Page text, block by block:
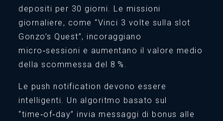
depositi per 30 giorni. Le missioni
giornaliere, come “Vinci 3 volte sulla slot
Gonzo’s Quest”, incoraggiano
micro‑sessioni e aumentano il valore medio
della scommessa del 8 %.
Le push notification devono essere
intelligenti. Un algoritmo basato sul
“time‑of‑day” invia messaggi di bonus alle